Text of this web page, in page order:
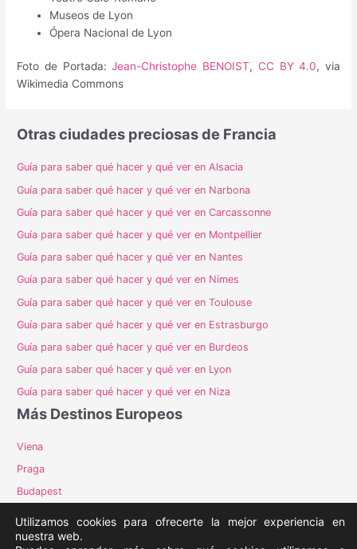
Museos de Lyon
Ópera Nacional de Lyon
Foto de Portada:Jean-Christophe BENOIST, CC BY 4.0, via
Wikimedia Commons
Otras ciudades preciosas de Francia
Guía para saber qué hacer y qué ver en Alsacia
Guía para saber qué hacer y qué ver en Narbona
Guía para saber qué hacer y qué ver en Carcassonne
Guía para saber qué hacer y qué ver en Montpellier
Guía para saber qué hacer y qué ver en Nantes
Guía para saber qué hacer y qué ver en Nimes
Guía para saber qué hacer y qué ver en Toulouse
Guía para saber qué hacer y qué ver en Estrasburgo
Guía para saber qué hacer y qué ver en Burdeos
Guía para saber qué hacer y qué ver en Lyon
Guía para saber qué hacer y qué ver en Niza
Más Destinos Europeos
Viena
Praga
Budapest
Utilizamos cookies para ofrecerte la mejor experiencia en
nuestra web.